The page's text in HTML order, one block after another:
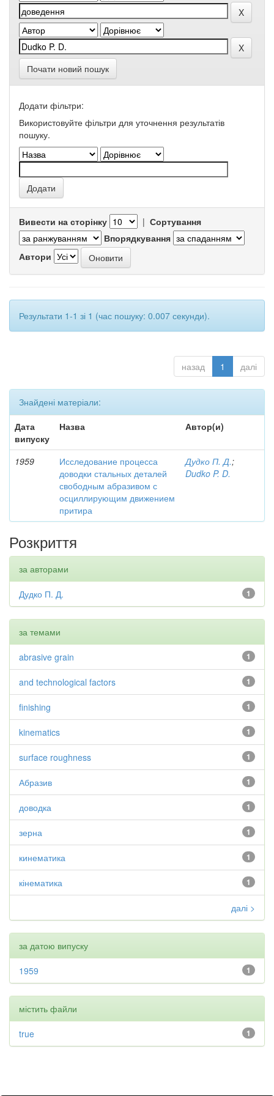
Почати новий пошук
Додати фільтри:
Використовуйте фільтри для уточнення результатів
пошуку.
Вивести на сторінку | Сортування
Впорядкування
Автори
Результати 1-1 зі 1 (час пошуку: 0.007 секунди).
назад 1 далі
Знайдені матеріали:
Дата
випуску
Назва Автор(и)
1959
Исследование процесса
доводки стальных деталей
свободным абразивом с
осциллирующим движением
притира
Дудко П. Д.;
Dudko P. D.
Розкриття
за авторами
1
Дудко П. Д.
за темами
1
abrasive grain
1
and technological factors
1
finishing
1
kinematics
1
surface roughness
1
Абразив
1
доводка
1
зерна
1
кинематика
1
кінематика
далі >
за датою випуску
1
1959
містить файли
1
true